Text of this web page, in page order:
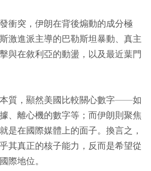
衝突，伊朗在背後煽動的成分極
激進派主導的巴勒斯坦暴動、真主
與在敘利亞的動盪，以及最近葉門
質，顯然美國比較關心數字——如
、離心機的數字等；而伊朗則聚焦
是在國際媒體上的面子。換言之，
其真正的核子能力，反而是希望從
際地位。